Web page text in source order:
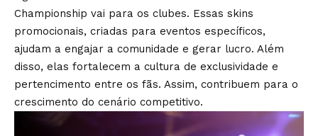
Championship vai para os clubes. Essas skins
promocionais, criadas para eventos específicos,
ajudam a engajar a comunidade e gerar lucro. Além
disso, elas fortalecem a cultura de exclusividade e
pertencimento entre os fãs. Assim, contribuem para o
crescimento do cenário competitivo.